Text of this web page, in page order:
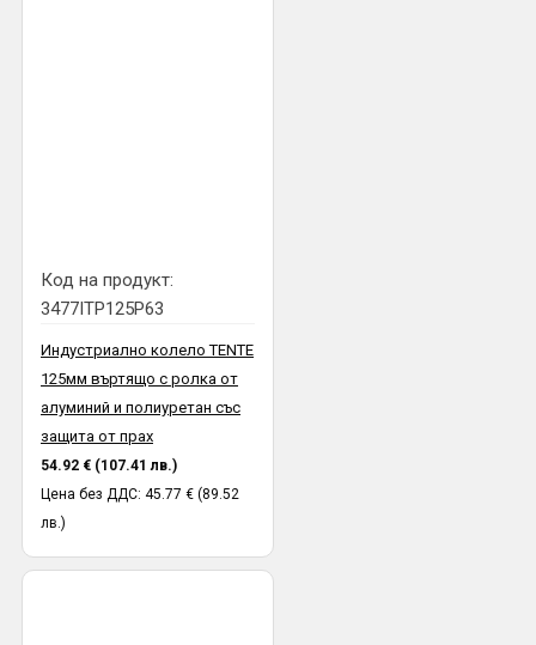
Код на продукт:
3477ITP125P63
Индустриално колело TENTE
125мм въртящо с ролка от
алуминий и полиуретан със
защита от прах
54.92 € (107.41 лв.)
Цена без ДДС: 45.77 € (89.52
лв.)